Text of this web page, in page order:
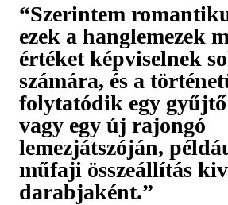
“Szerintem
ezek a hanglemezek
értéket képviselnek
számára, és a
folytatódik egy
vagy egy új rajongó
lemezjátszóján,
műfaji összeállítás
darabjaként.”